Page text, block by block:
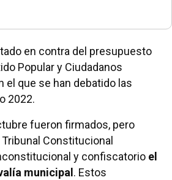
en contra del presupuesto
Popular y Ciudadanos
el que se han debatido las
2022.
fueron firmados, pero
Constitucional
y confiscatorio el
municipal . Estos